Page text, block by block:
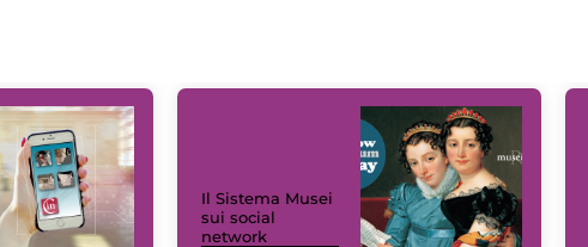
Il Sistema Musei
sui social
network